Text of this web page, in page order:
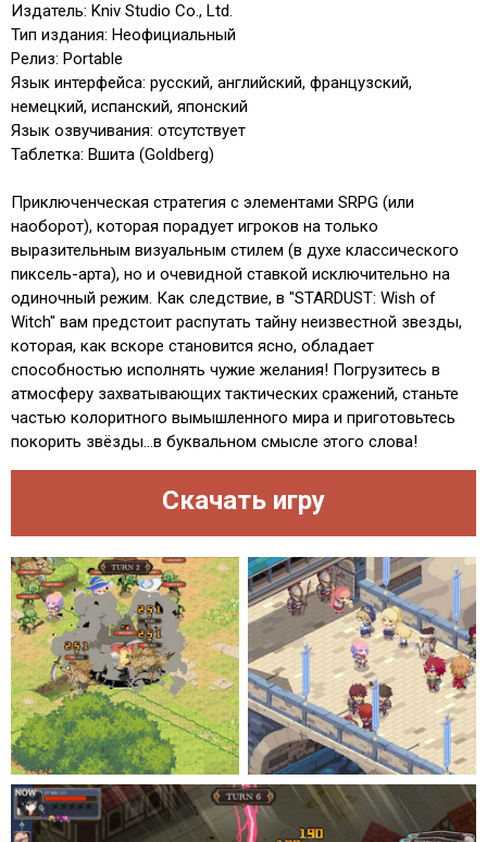
Издатель: Kniv Studio Co., Ltd.
Тип издания: Неофициальный
Релиз: Portable
Язык интерфейса: русский, английский, французский,
немецкий, испанский, японский
Язык озвучивания: отсутствует
Таблетка: Вшита (Goldberg)
Приключенческая стратегия с элементами SRPG (или
наоборот), которая порадует игроков на только
выразительным визуальным стилем (в духе классического
пиксель-арта), но и очевидной ставкой исключительно на
одиночный режим. Как следствие, в "STARDUST: Wish of
Witch" вам предстоит распутать тайну неизвестной звезды,
которая, как вскоре становится ясно, обладает
способностью исполнять чужие желания! Погрузитесь в
атмосферу захватывающих тактических сражений, станьте
частью колоритного вымышленного мира и приготовьтесь
покорить звёзды...в буквальном смысле этого слова!
Скачать игру